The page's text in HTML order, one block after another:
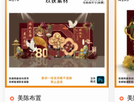
美陈布置